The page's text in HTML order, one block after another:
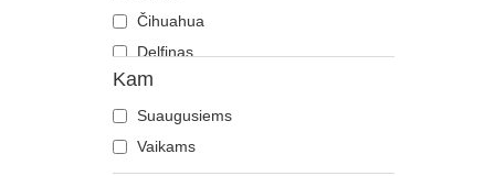
Čihuahua
Delfinas
Dobermanas
Drakonas
Driežas
Kam
Suaugusiems
Vaikams